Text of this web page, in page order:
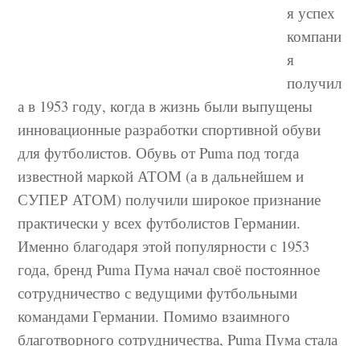
я успех
компани
я
получил
а в 1953 году, когда в жизнь были выпущены
инновационные разработки спортивной обуви
для футболистов. Обувь от Puma под тогда
известной маркой АТОМ (а в дальнейшем и
СУПЕР АТОМ) получили широкое признание
практически у всех футболистов Германии.
Именно благодаря этой популярности с 1953
года, бренд Puma Пума начал своё постоянное
сотрудничество с ведущими футбольными
командами Германии. Помимо взаимного
благотворного сотрудничества, Puma Пума стала